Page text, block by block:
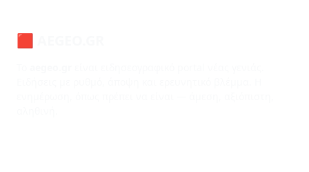
🟥 AEGEO.GR